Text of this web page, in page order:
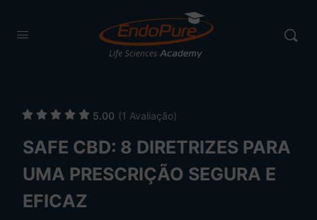
5.00 (1 Avaliação)
SAFE CBD: 8 DIRETRIZES PARA
UMA PRESCRIÇÃO SEGURA E
EFICAZ